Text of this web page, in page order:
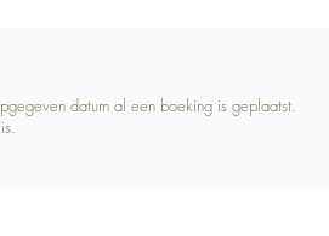
datum al een boeking is geplaatst.